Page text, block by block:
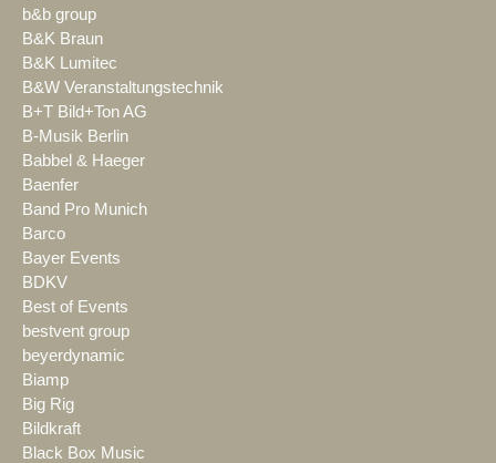
b&b group
B&K Braun
B&K Lumitec
B&W Veranstaltungstechnik
B+T Bild+Ton AG
B-Musik Berlin
Babbel & Haeger
Baenfer
Band Pro Munich
Barco
Bayer Events
BDKV
Best of Events
bestvent group
beyerdynamic
Biamp
Big Rig
Bildkraft
Black Box Music